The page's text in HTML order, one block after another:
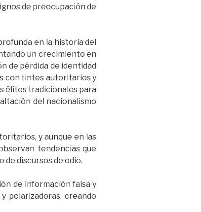
de preocupación de
en la historia del
un crecimiento en
de pérdida de identidad
con tintes autoritarios y
élites tradicionales para
del nacionalismo
y aunque en las
tendencias que
de discursos de odio.
de información falsa y
polarizadoras, creando